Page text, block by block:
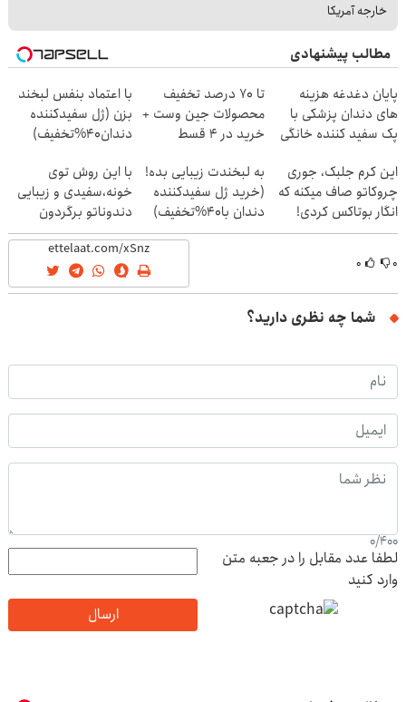
خارجه آمریکا
مطالب پیشنهادی
پایان دغدغه هزینه
های دندان پزشکی با
پک سفید کننده خانگی
تا 70 درصد تخفیف
محصولات جین وست +
خرید در 4 قسط
با اعتماد بنفس لبخند
بزن (ژل سفیدکننده
دندان40%تخفیف)
این کرم جلبک، جوری
چروکاتو صاف میکنه که
انگار بوتاکس کردی!
(تخفیف ویژه)
به لبخندت زیبایی بده!
(خرید ژل سفیدکننده
دندان با40%تخفیف)
با این روش توی
خونه،سفیدی و زیبایی
دندوناتو برگردون
(40%off)
۰ ۰
شما چه نظری دارید؟
0/400
لطفا عدد مقابل را در جعبه متن
وارد کنید
ارسال